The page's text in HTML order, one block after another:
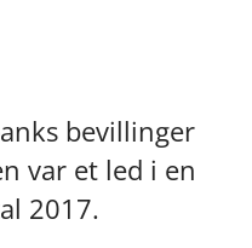
bevillinger
var et led i en
2017.